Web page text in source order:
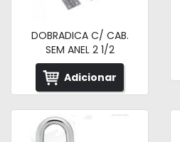
DOBRADICA C/ CAB.
SEM ANEL 2 1/2
Adicionar